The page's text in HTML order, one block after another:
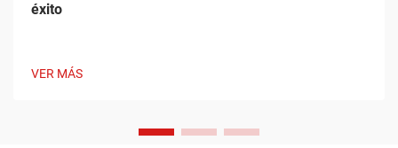
éxito
VER MÁS